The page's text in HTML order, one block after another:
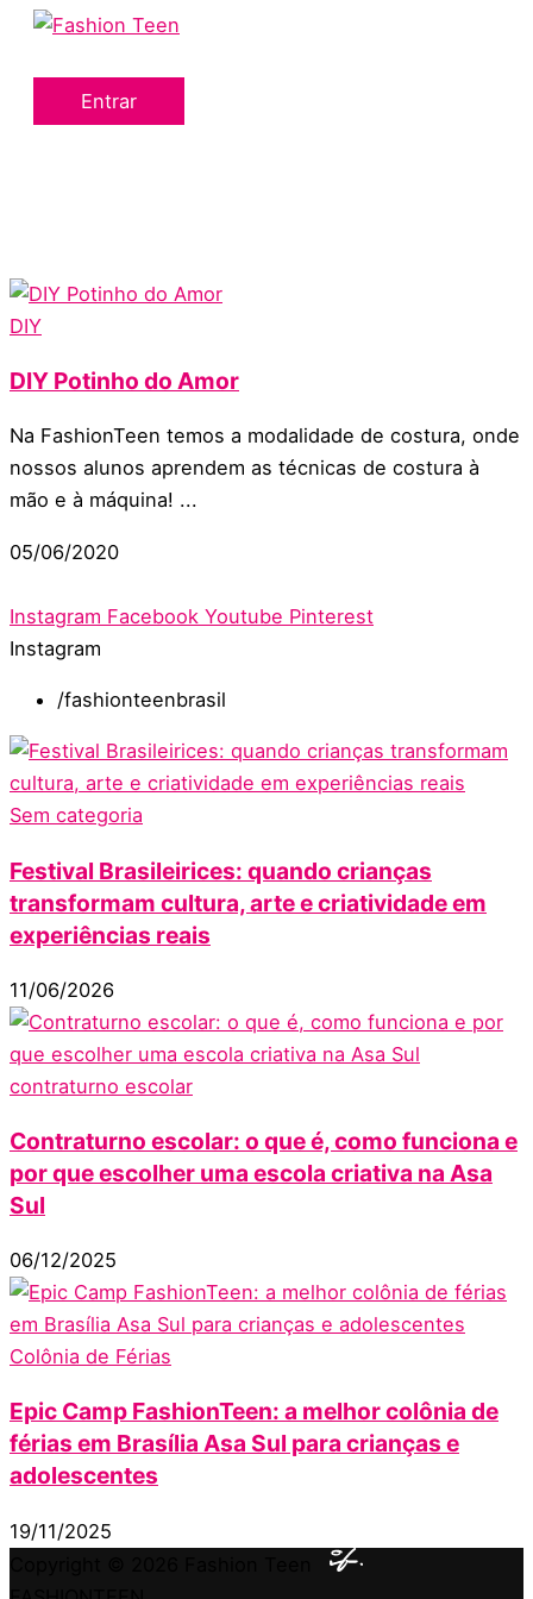
conteúdo
principal
Entrar
DIY
DIY Potinho do Amor
Na FashionTeen temos a modalidade de costura, onde
nossos alunos aprendem as técnicas de costura à
mão e à máquina! ...
05/06/2020
Instagram Facebook Youtube Pinterest
Instagram
/fashionteenbrasil
Sem categoria
Festival Brasileirices: quando crianças
transformam cultura, arte e criatividade em
experiências reais
11/06/2026
contraturno escolar
Contraturno escolar: o que é, como funciona e
por que escolher uma escola criativa na Asa
Sul
06/12/2025
Colônia de Férias
Epic Camp FashionTeen: a melhor colônia de
férias em Brasília Asa Sul para crianças e
adolescentes
19/11/2025